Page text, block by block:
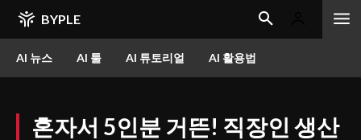
BYPLE
AI 뉴스 AI 툴 AI 튜토리얼 AI 활용법
혼자서 5인분 거뜬! 직장인 생산